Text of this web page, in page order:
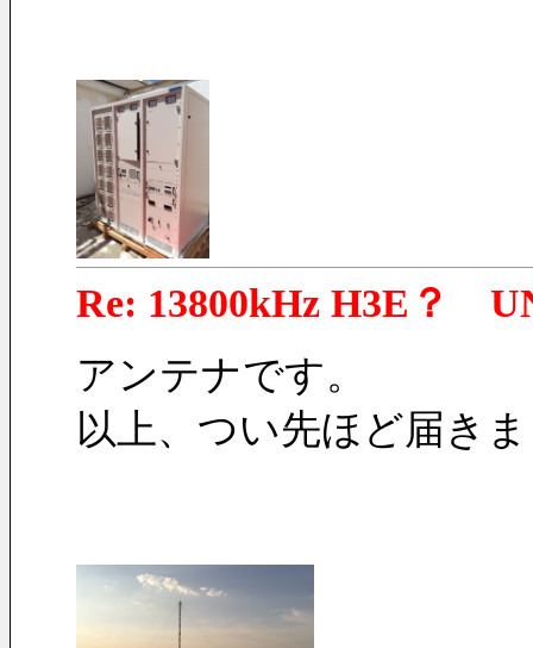
Re: 13800kHz H3E？
アンテナです。
以上、つい先ほど届き